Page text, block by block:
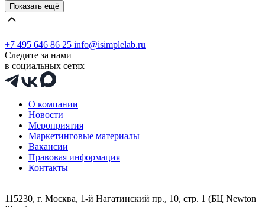
Показать ещё
+7 495 646 86 25 info@isimplelab.ru
Следите за нами
в социальных сетях
О компании
Новости
Мероприятия
Маркетинговые материалы
Вакансии
Правовая информация
Контакты
115230, г. Москва, 1-й Нагатинский пр., 10, стр. 1 (БЦ Newton